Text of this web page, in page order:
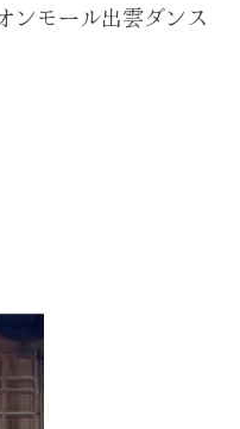
ンモール出雲ダンス